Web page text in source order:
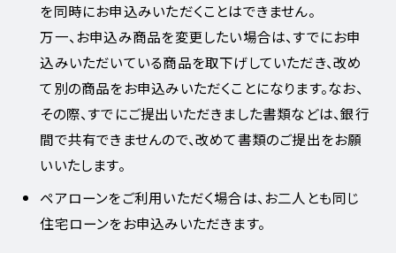
を同時にお申込みいただくことはできません。
万一、お申込み商品を変更したい場合は、すでにお申
込みいただいている商品を取下げしていただき、改め
て別の商品をお申込みいただくことになります。なお、
その際、すでにご提出いただきました書類などは、銀行
間で共有できませんので、改めて書類のご提出をお願
いいたします。
ペアローンをご利用いただく場合は、お二人とも同じ
住宅ローンをお申込みいただきます。